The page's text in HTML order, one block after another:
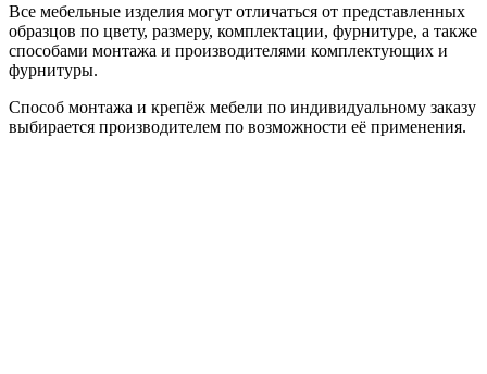
Все мебельные изделия могут отличаться от представленных
образцов по цвету, размеру, комплектации, фурнитуре, а также
способами монтажа и производителями комплектующих и
фурнитуры.
Способ монтажа и крепёж мебели по индивидуальному заказу
выбирается производителем по возможности её применения.